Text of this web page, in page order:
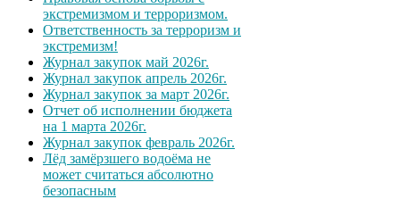
экстремизмом и терроризмом.
Ответственность за терроризм и
экстремизм!
Журнал закупок май 2026г.
Журнал закупок апрель 2026г.
Журнал закупок за март 2026г.
Отчет об исполнении бюджета
на 1 марта 2026г.
Журнал закупок февраль 2026г.
Лёд замёрзшего водоёма не
может считаться абсолютно
безопасным